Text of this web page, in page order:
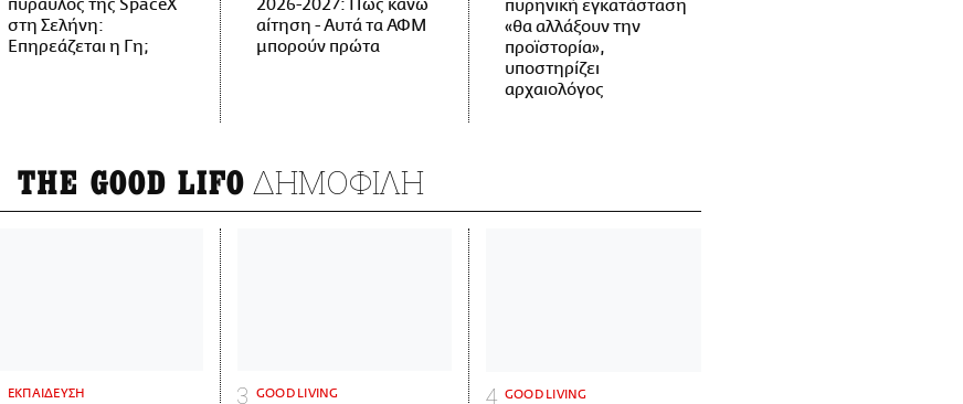
πύραυλος της SpaceX
στη Σελήνη:
Επηρεάζεται η Γη;
2026-2027: Πώς κάνω
αίτηση - Αυτά τα ΑΦΜ
μπορούν πρώτα
πυρηνική εγκατάσταση
«θα αλλάξουν την
προϊστορία»,
υποστηρίζει
αρχαιολόγος
THE GOOD LIFO ΔΗΜΟΦΙΛΗ
ΕΚΠΑΙΔΕΥΣΗ GOOD LIVING GOOD LIVING